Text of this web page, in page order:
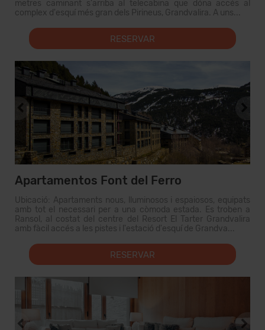
metres caminant s'arriba al telecabina que dóna accés al
complex d'esquí més gran dels Pirineus, Grandvalira. A uns...
RESERVAR
Apartamentos Font del Ferro
Ubicació: Apartaments nous, lluminosos i espaiosos, equipats
amb tot el necessari per a una còmoda estada. Es troben a
Ransol, al costat del centre del Resort El Tarter Grandvalira
amb fàcil accés a les pistes i l'estació d'esquí de Grandva...
RESERVAR